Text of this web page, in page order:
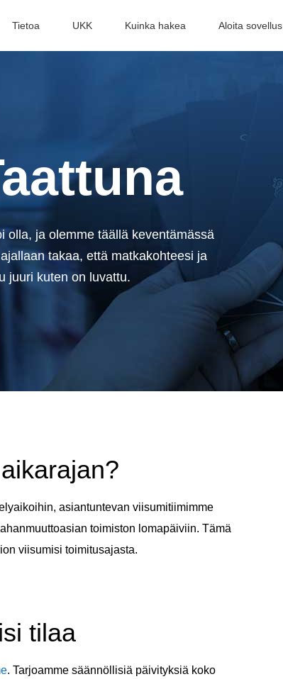
Tietoa UKK Kuinka hakea Aloita sovellus
olla, ja olemme täällä keventämässä
takaa, että matkakohteesi ja
juuri kuten on luvattu.
asiantuntevan viisumitiimimme
toimiston lomapäiviin. Tämä
viisumisi toimitusajasta.
tilaa
. Tarjoamme säännöllisiä päivityksiä koko